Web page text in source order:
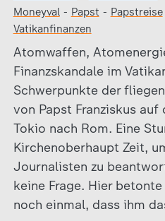
Moneyval- Papst - Papstreise
Vatikanfinanzen
Atomwaffen,
Finanzskandale im
Schwerpunkte der
von Papst Franziskus
Tokio nach Rom. Eine
Kirchenoberhaupt Zeit,
Journalisten zu
keine Frage. Hier
noch einmal, dass ihm